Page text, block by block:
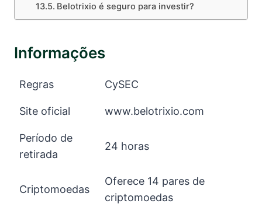
Belotrixio é seguro para investir?
Informações
Regras CySEC
Site oficial www.belotrixio.com
Período de
retirada
24 horas
Criptomoedas
Oferece 14 pares de
criptomoedas